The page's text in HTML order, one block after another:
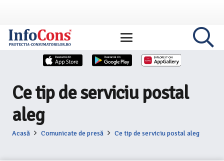
Ce tip de serviciu postal
aleg
Acasă Comunicate de presă Ce tip de serviciu postal aleg